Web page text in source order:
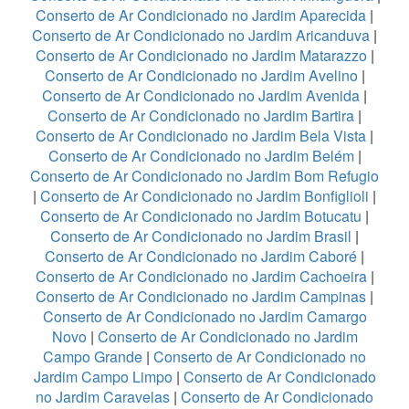
Conserto de Ar Condicionado no Jardim Aparecida |
Conserto de Ar Condicionado no Jardim Aricanduva |
Conserto de Ar Condicionado no Jardim Matarazzo|
Conserto de Ar Condicionado no Jardim Avelino|
Conserto de Ar Condicionado no Jardim Avenida |
Conserto de Ar Condicionado no Jardim Bartira |
Conserto de Ar Condicionado no Jardim Bela Vista |
Conserto de Ar Condicionado no Jardim Belém|
Conserto de Ar Condicionado no Jardim Bom Refugio
| Conserto de Ar Condicionado no Jardim Bonfiglioli |
Conserto de Ar Condicionado no Jardim Botucatu |
Conserto de Ar Condicionado no Jardim Brasil |
Conserto de Ar Condicionado no Jardim Caboré |
Conserto de Ar Condicionado no Jardim Cachoeira|
Conserto de Ar Condicionado no Jardim Campinas |
Conserto de Ar Condicionado no Jardim Camargo
Novo| Conserto de Ar Condicionado no Jardim
Campo Grande | Conserto de Ar Condicionado no
Jardim Campo Limpo| Conserto de Ar Condicionado
no Jardim Caravelas | Conserto de Ar Condicionado